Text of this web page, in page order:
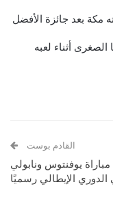
مكة بعد جائزة الأفضل
أثناء لعبه
القادم بوست
مباراة يوفنتوس ونابولي
الدوري الإيطالي رسميًا